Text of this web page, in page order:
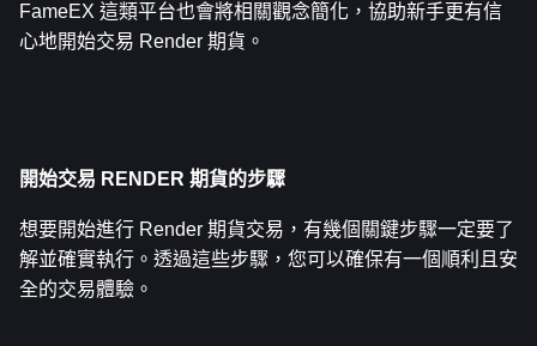
FameEX 這類平台也會將相關觀念簡化，協助新手更有信
心地開始交易 Render 期貨。
開始交易 RENDER 期貨的步驟
想要開始進行 Render 期貨交易，有幾個關鍵步驟一定要了
解並確實執行。透過這些步驟，您可以確保有一個順利且安
全的交易體驗。